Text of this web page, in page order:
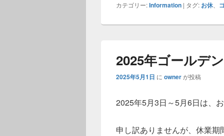
カテゴリー:Information | タグ: お休
2025年ゴールデ
2025年5月1日 に ownerが投稿
2025年5月3日～5月6日は、
申し訳ありませんが、休業